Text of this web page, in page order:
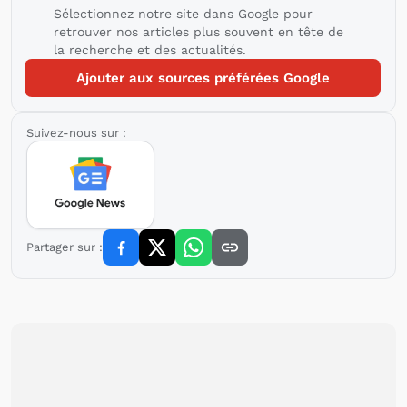
Sélectionnez notre site dans Google pour
retrouver nos articles plus souvent en tête de
la recherche et des actualités.
Ajouter aux sources préférées Google
Suivez-nous sur :
Partager sur :